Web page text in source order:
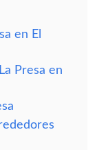
en El
Presa en